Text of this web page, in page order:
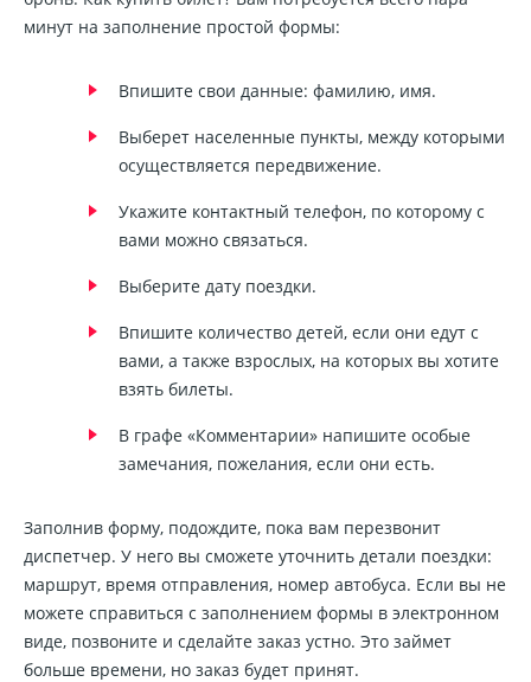
минут на заполнение простой формы:
Впишите свои данные: фамилию, имя.
Выберет населенные пункты, между которыми
осуществляется передвижение.
Укажите контактный телефон, по которому с
вами можно связаться.
Выберите дату поездки.
Впишите количество детей, если они едут с
вами, а также взрослых, на которых вы хотите
взять билеты.
В графе «Комментарии» напишите особые
замечания, пожелания, если они есть.
Заполнив форму, подождите, пока вам перезвонит
диспетчер. У него вы сможете уточнить детали поездки:
маршрут, время отправления, номер автобуса. Если вы не
можете справиться с заполнением формы в электронном
виде, позвоните и сделайте заказ устно. Это займет
больше времени, но заказ будет принят.